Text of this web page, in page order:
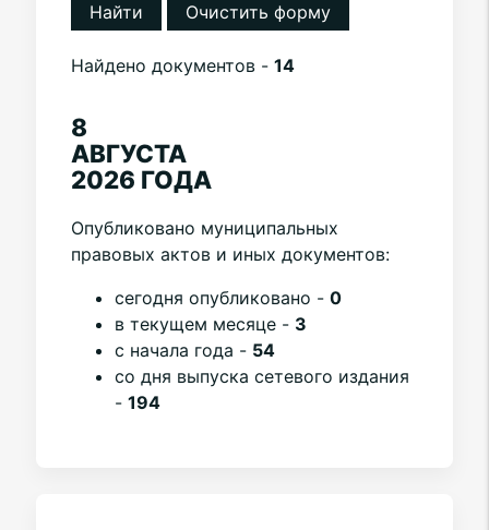
Найти Очистить форму
Найдено документов - 14
8
АВГУСТА
2026 ГОДА
Опубликовано муниципальных
правовых актов и иных документов:
cегодня опубликовано - 0
в текущем месяце - 3
с начала года - 54
со дня выпуска сетевого издания
- 194